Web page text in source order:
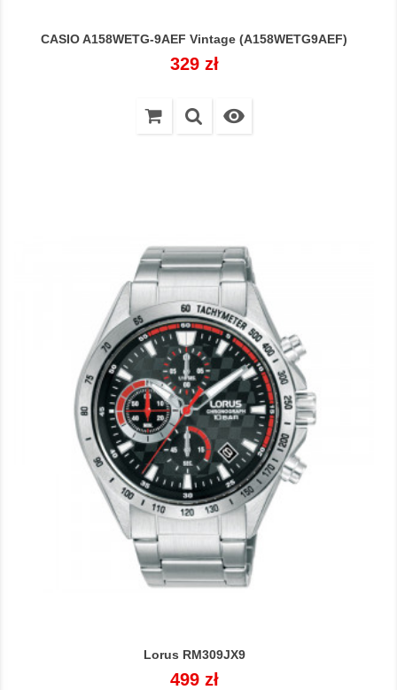
CASIO A158WETG-9AEF Vintage (A158WETG9AEF)
Cena
329 zł

Lorus RM309JX9
Cena
499 zł